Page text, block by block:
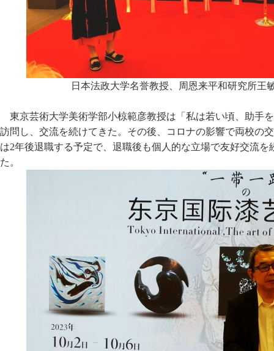
日本法政大学名誉教授、周恩来平和研究所王
東京芸術大学美術学部小椋範彦教授は「私は若い頃、助手
訪問し、交流を続けてきた。その後、コロナの影響で両校の
は2年後退職する予定で、退職後も個人的な立場で友好交流
た。